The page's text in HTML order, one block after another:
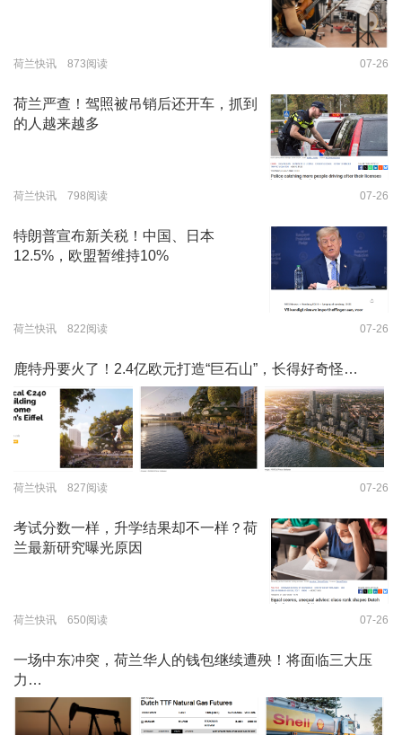
荷兰快讯 873阅读 07-26
荷兰严查！驾照被吊销后还开车，抓到
的人越来越多
荷兰快讯 798阅读 07-26
特朗普宣布新关税！中国、日本
12.5%，欧盟暂维持10%
荷兰快讯 822阅读 07-26
鹿特丹要火了！2.4亿欧元打造“巨石山”，长得好奇怪…
荷兰快讯 827阅读 07-26
考试分数一样，升学结果却不一样？荷
兰最新研究曝光原因
荷兰快讯 650阅读 07-26
一场中东冲突，荷兰华人的钱包继续遭殃！将面临三大压
力…